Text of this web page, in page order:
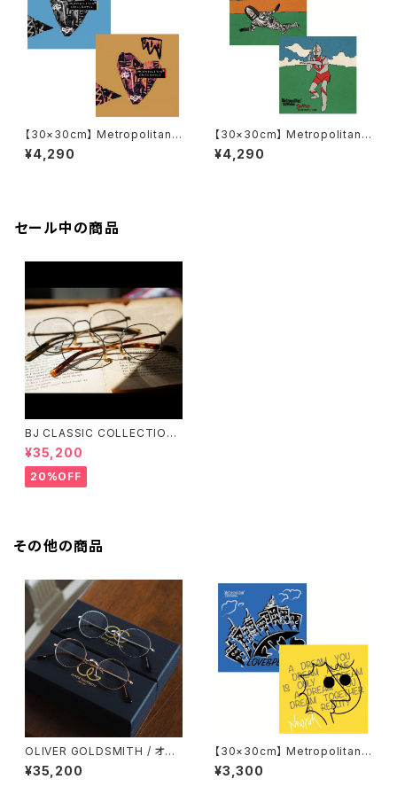
【30×30cm】 Metropolitan
Crossbottle メトロポリタンク
ロスボトル MCB-30-61 / hea
¥4,290
【30×30cm】 Metropolitan
Crossbottle メトロポリタンク
ロスボトル MCB347 / ウルトラ
¥4,290
セール中の商品
BJ CLASSIC COLLECTION
¥35,200
20%OFF
その他の商品
OLIVER GOLDSMITH / オリ
バーゴールドスミス Oliver Ov
al/Pro 46 オーバル
¥35,200
【30×30cm】 Metropolitan
Crossbottle メトロポリタンク
ロスボトル MCB330 / MCB O
¥3,300